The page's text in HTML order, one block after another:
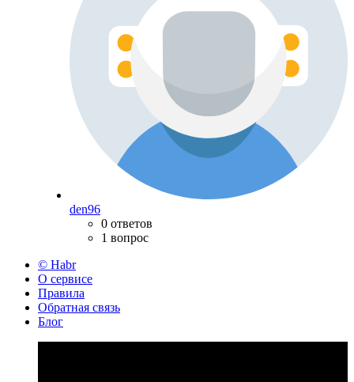
den96
0 ответов
1 вопрос
© Habr
О сервисе
Правила
Обратная связь
Блог